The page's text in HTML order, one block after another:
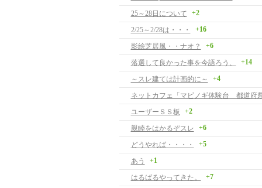
25～28日について +2
2/25～2/28は・・・ +16
影絵芝居風・・ナオ？ +6
落選して良かった事を今語ろう、 +14
～スレ建ては計画的に～ +4
ネットカフェ「マビノギ体験台 都道府
ユーザーＳＳ板
+2
親睦をはかるぞスレ +6
どうやれば・・・・ +5
あう +1
はるばるやってきた。 +7